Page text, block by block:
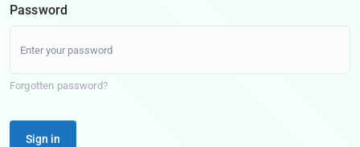
Password
Forgotten password?
Sign in